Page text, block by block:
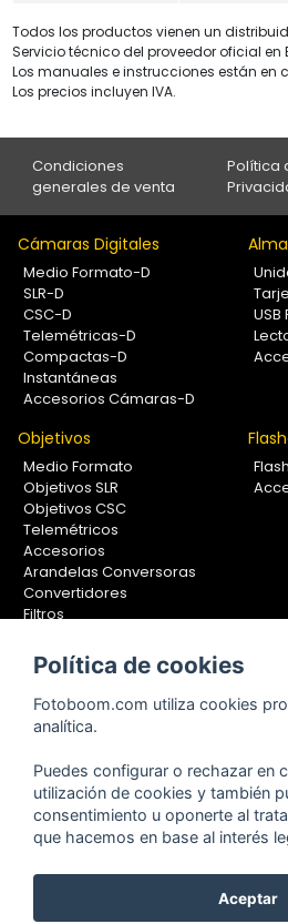
Todos los productos vienen un
Servicio técnico del proveedor oficial en
Los manuales e instrucciones están en
Los precios incluyen IVA.
Condiciones
generales de venta
Política
Cámaras Digitales
Medio Formato-D
SLR-D
CSC-D
Telemétricas-D
Compactas-D
Instantáneas
Accesorios Cámaras-D
USB
Objetivos
Medio Formato
Objetivos SLR
Objetivos CSC
Telemétricos
Accesorios
Arandelas Conversoras
Convertidores
Filtros
Calibradores
Soportes Fotografía
Monopiés
Trípodes
Kit Completos
Accesorios
Copyright © 2001-2024, Fotoboom,
Política de cookies
Fotoboom.com utiliza cookies
analítica.
Puedes configurar o rechazar en
utilización de cookies y también
consentimiento u oponerte al
que hacemos en base al interés
Aceptar